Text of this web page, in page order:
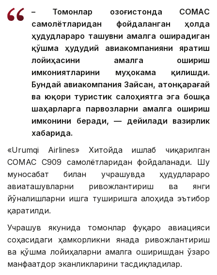
– Томонлар Қозоғистонда CОМАC
самолётларидан фойдаланган ҳолда
ҳудудлараро ташувни амалга оширадиган
қўшма ҳудудий авиакомпанияни яратиш
лойиҳасини амалга ошириш
имкониятларини муҳокама қилишди.
Бундай авиакомпания Зайсан, Қатонқарағай
ва юқори туристик салоҳиятга эга бошқа
шаҳарларга парвозларни амалга ошириш
имконини беради, — дейилади вазирлик
хабарида.
«Urumqi Airlines» Хитойда ишлаб чиқарилган
COMAC C909 самолётларидан фойдаланади. Шу
муносабат билан учрашувда ҳудудлараро
авиаташувларни ривожлантириш ва янги
йўналишларни ишга туширишга алоҳида эътибор
қаратилди.
Учрашув якунида томонлар фуқаро авиацияси
соҳасидаги ҳамкорликни янада ривожлантириш
ва қўшма лойиҳаларни амалга оширишдан ўзаро
манфаатдор эканликларини тасдиқладилар.